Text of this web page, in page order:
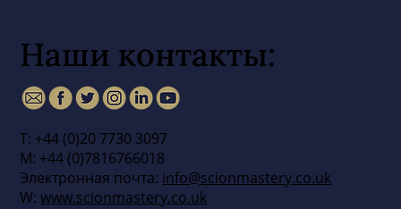
Наши контакты:
Т: +44 (0)20 7730 3097
М: +44 (0)7816766018
Электронная почта: info@scionmastery.co.uk
W:www.scionmastery.co.uk